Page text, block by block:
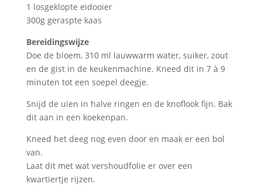
1 losgeklopte eidooier
300g geraspte kaas
Bereidingswijze
Doe de bloem, 310 ml lauwwarm water, suiker, zout
en de gist in de keukenmachine. Kneed dit in 7 à 9
minuten tot een soepel deegje.
Snijd de uien in halve ringen en de knoflook fijn. Bak
dit aan in een koekenpan.
Kneed het deeg nog even door en maak er een bol
van.
Laat dit met wat vershoudfolie er over een
kwartiertje rijzen.